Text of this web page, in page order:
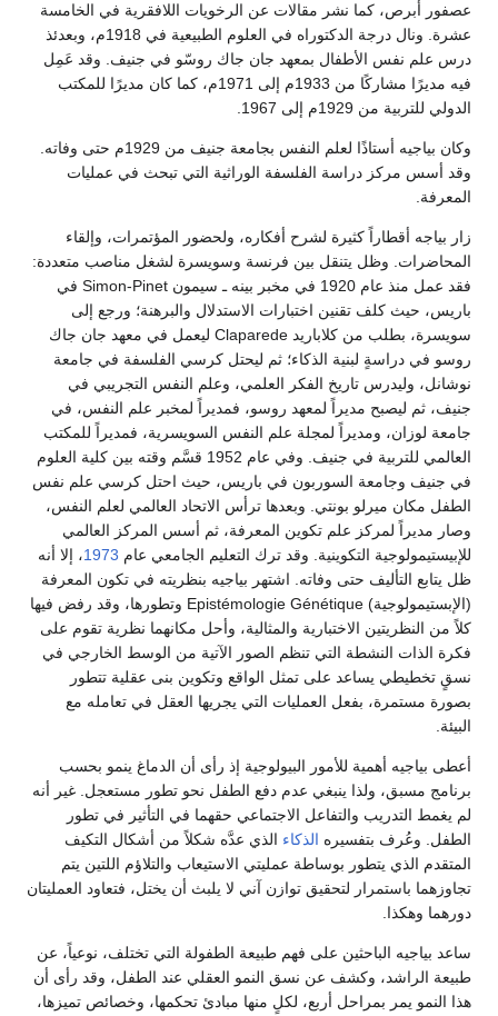
عصفور أبرص، كما نشر مقالات عن الرخويات اللافقرية في الخامسة
عشرة. ونال درجة الدكتوراه في العلوم الطبيعية في 1918م، وبعدئذ
درس علم نفس الأطفال بمعهد جان جاك روسّو في جنيف. وقد عَمِل
فيه مديرًا مشاركًا من 1933م إلى 1971م، كما كان مديرًا للمكتب
الدولي للتربية من 1929م إلى 1967.
وكان بياجيه أستاذًا لعلم النفس بجامعة جنيف من 1929م حتى وفاته.
وقد أسس مركز دراسة الفلسفة الوراثية التي تبحث في عمليات
المعرفة.
زار بياجه أقطاراً كثيرة لشرح أفكاره، ولحضور المؤتمرات، وإلقاء
المحاضرات. وظل يتنقل بين فرنسة وسويسرة لشغل مناصب متعددة:
فقد عمل منذ عام 1920 في مخبر بينه ـ سيمون Simon-Pinet في
باريس، حيث كلف تقنين اختبارات الاستدلال والبرهنة؛ ورجع إلى
سويسرة، بطلب من كلاباريد Claparede ليعمل في معهد جان جاك
روسو في دراسةٍ لبنية الذكاء؛ ثم ليحتل كرسي الفلسفة في جامعة
نوشانل، وليدرس تاريخ الفكر العلمي، وعلم النفس التجريبي في
جنيف، ثم ليصبح مديراً لمعهد روسو، فمديراً لمخبر علم النفس، في
جامعة لوزان، ومديراً لمجلة علم النفس السويسرية، فمديراً للمكتب
العالمي للتربية في جنيف. وفي عام 1952 قسَّم وقته بين كلية العلوم
في جنيف وجامعة السوربون في باريس، حيث احتل كرسي علم نفس
الطفل مكان ميرلو بونتي. وبعدها ترأس الاتحاد العالمي لعلم النفس،
وصار مديراً لمركز علم تكوين المعرفة، ثم أسس المركز العالمي
للإبيستيمولوجية التكوينية. وقد ترك التعليم الجامعي عام 1973، إلا أنه
ظل يتابع التأليف حتى وفاته. اشتهر بياجيه بنظريته في تكون المعرفة
(الإبستيمولوجية) Epistémologie Génétique وتطورها، وقد رفض فيها
كلاً من النظريتين الاختبارية والمثالية، وأحل مكانهما نظرية تقوم على
فكرة الذات النشطة التي تنظم الصور الآتية من الوسط الخارجي في
نسقٍ تخطيطي يساعد على تمثل الواقع وتكوين بنى عقلية تتطور
بصورة مستمرة، بفعل العمليات التي يجريها العقل في تعامله مع
البيئة.
أعطى بياجيه أهمية للأمور البيولوجية إذ رأى أن الدماغ ينمو بحسب
برنامج مسبق، ولذا ينبغي عدم دفع الطفل نحو تطور مستعجل. غير أنه
لم يغمط التدريب والتفاعل الاجتماعي حقهما في التأثير في تطور
الطفل. وعُرف بتفسيره الذكاء الذي عدَّه شكلاً من أشكال التكيف
المتقدم الذي يتطور بوساطة عمليتي الاستيعاب والتلاؤم اللتين يتم
تجاوزهما باستمرار لتحقيق توازن آني لا يلبث أن يختل، فتعاود العمليتان
دورهما وهكذا.
ساعد بياجيه الباحثين على فهم طبيعة الطفولة التي تختلف، نوعياً، عن
طبيعة الراشد، وكشف عن نسق النمو العقلي عند الطفل، وقد رأى أن
هذا النمو يمر بمراحل أربع، لكلٍ منها مبادئ تحكمها، وخصائص تميزها،